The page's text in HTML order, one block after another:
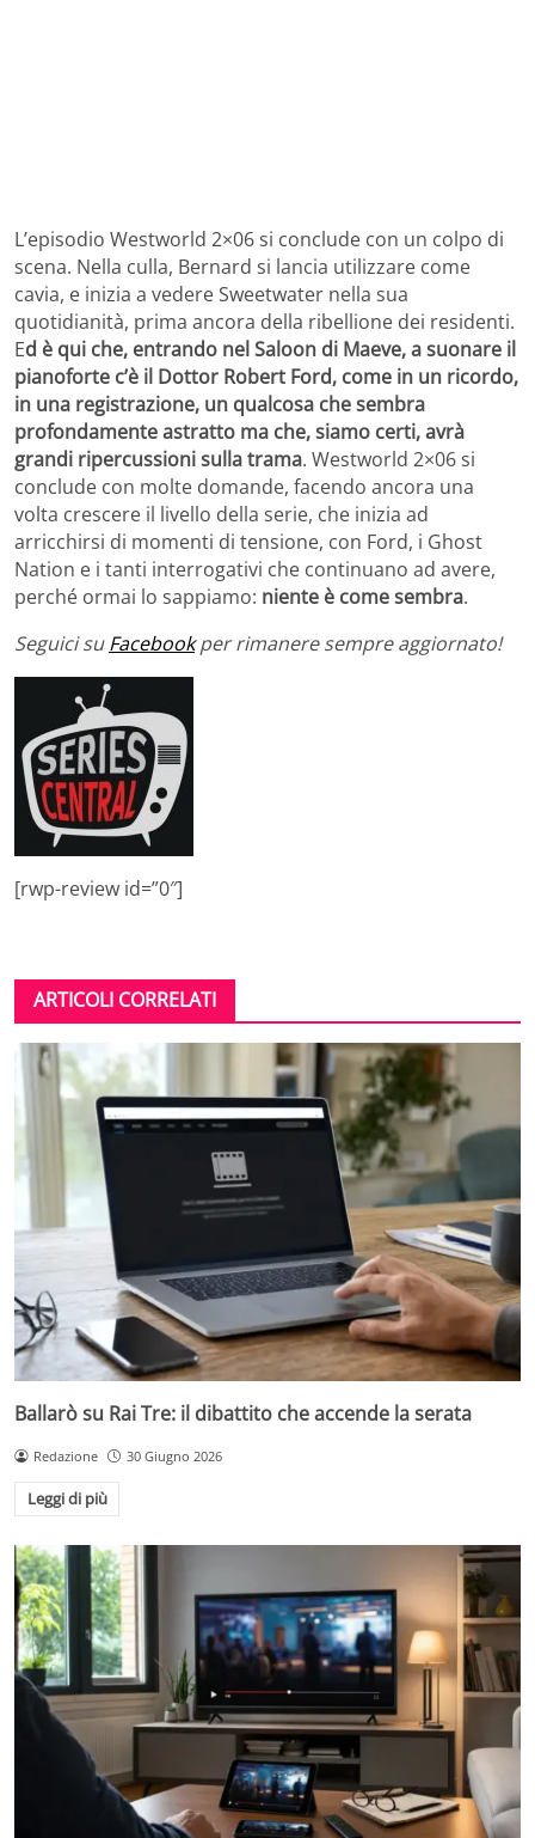
L’episodio Westworld 2×06 si conclude con un colpo di
scena. Nella culla, Bernard si lancia utilizzare come
cavia, e inizia a vedere Sweetwater nella sua
quotidianità, prima ancora della ribellione dei residenti.
Ed è qui che, entrando nel Saloon di Maeve, a suonare il
pianoforte c’è il Dottor Robert Ford, come in un ricordo,
in una registrazione, un qualcosa che sembra
profondamente astratto ma che, siamo certi, avrà
grandi ripercussioni sulla trama. Westworld 2×06 si
conclude con molte domande, facendo ancora una
volta crescere il livello della serie, che inizia ad
arricchirsi di momenti di tensione, con Ford, i Ghost
Nation e i tanti interrogativi che continuano ad avere,
perché ormai lo sappiamo: niente è come sembra.
Seguici suFacebookper rimanere sempre aggiornato!
[rwp-review id=”0″]
ARTICOLI CORRELATI
Ballarò su Rai Tre: il dibattito che accende la serata
Redazione 30 Giugno 2026
Leggi di più